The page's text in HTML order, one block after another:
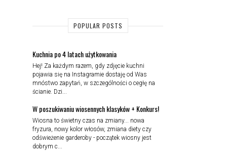
POPULAR POSTS
Kuchnia po 4 latach użytkowania
Hej! Za każdym razem, gdy zdjęcie kuchni
pojawia się na Instagramie dostaję od Was
mnóstwo zapytań, w szczególności o cegłę na
ścianie. Dzi...
W poszukiwaniu wiosennych klasyków + Konkurs!
Wiosna to świetny czas na zmiany... nowa
fryzura, nowy kolor włosów, zmiana diety czy
odświeżenie garderoby - początek wiosny jest
dobrym c...